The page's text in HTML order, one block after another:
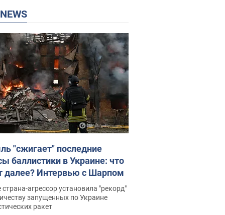
NEWS
"сжигает" последние
баллистики в Украине: что
далее? Интервью с Шарпом
агрессор установила "рекорд"
запущенных по Украине
ракет